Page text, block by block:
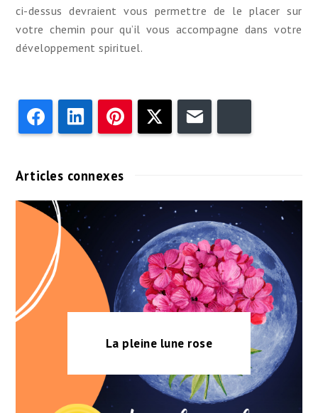
ci-dessus devraient vous permettre de le placer sur
votre chemin pour qu’il vous accompagne dans votre
développement spirituel.
FacebookLinkedIn PinterestTwitter
Articles connexes
La pleine lune rose